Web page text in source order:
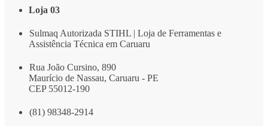
Loja 03
Sulmaq Autorizada STIHL | Loja de Ferramentas e
Assistência Técnica em Caruaru
Rua João Cursino, 890
Maurício de Nassau, Caruaru - PE
CEP 55012-190
(81) 98348-2914